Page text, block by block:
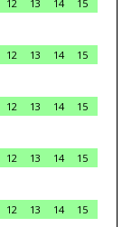
12 13 14
15
12 13 14
15
12 13 14
15
12 13 14
15
12 13 14
15